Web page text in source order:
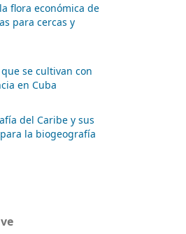
flora económica de
para cercas y
se cultivan con
en Cuba
del Caribe y sus
la biogeografía